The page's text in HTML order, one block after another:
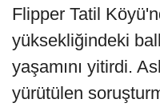
Flipper Tatil
yüksekliğindeki
yaşamını yitirdi.
yürütülen